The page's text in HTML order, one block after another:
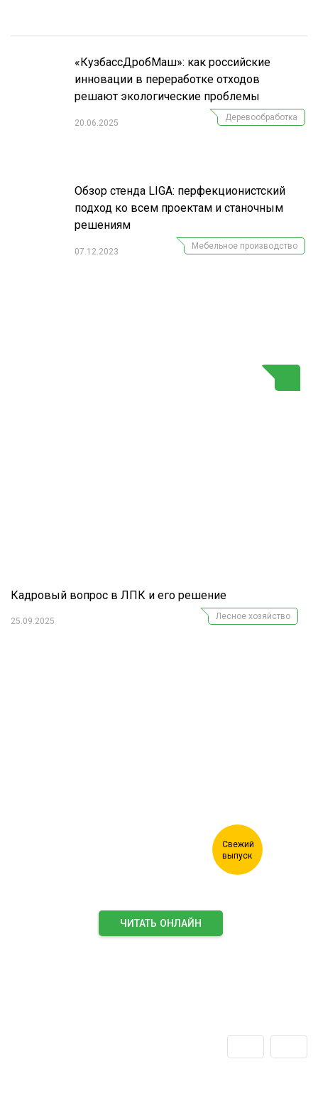
«КузбассДробМаш»: как российские
инновации в переработке отходов
решают экологические проблемы
20.06.2025
Деревообработка
Обзор стенда LIGA: перфекционистский
подход ко всем проектам и станочным
решениям
07.12.2023
Мебельное производство
Кадровый вопрос в ЛПК и его решение
25.09.2025
Лесное хозяйство
ЧИТАТЬ ОНЛАЙН